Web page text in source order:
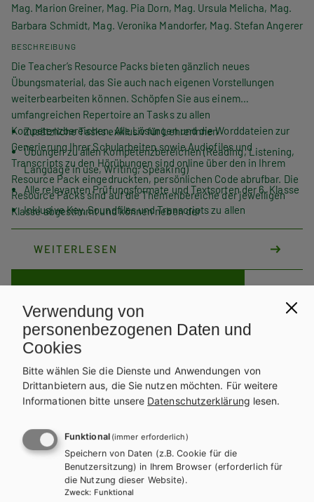
Mag. Marion Greiner, Mag. Pia Dorn, Mag. Ursula Melicha, Mag.
Barbara Schmidt, Mag. Veronika Mandorfer, Mag. Stefan Angerer
BESCHREIBUNG
Die Teacher’s Resource Packs bieten gänzlich neues
Übungsmaterial, das Sie auch nach eigenen Vorstellungen
weiterbearbeiten können. Schöpfen Sie aus einem
umfangreichen Repertoire an Tasks zu allen
Kompetenzbereichen. Alle Lösungen und die Worddateien zur
Generierung Ihrer Schularbeiten sowie Audiofiles und
Transcripts zu den Hörübungen sind online über den in Ihrem
Resource Pack eingedruckten, persönlichen Code abrufbar. Die
Resource Packs sind auf die Themenbereiche der jeweiligen
Klasse abgestimmt und können neben der
Schularbeitsvorbereitung auch für Tests oder anderweitig zum
Üben der Formate eingesetzt werden.
Zusätzliche Tasks exklusiv für LehrerInnen
Übungen zu allen Kompetenzbereichen (Reading, Listening,
Language in use, Writing, Speaking)
Alle relevanten Prüfungsformate und Textsorten der 6. Klasse
Inklusive Key, Soundfiles und Transcripts zu allen
Hörübungen
mit bearbeitbaren Wordfiles
WEITERLESEN
Dieses Werk ist nur für registrierte
Lehrer/innen bestellbar.
Bitteanmelden, um zu bestellen.
Zielgruppe
Material für Lehrer/innen
Online Zusatzmaterial
Für dieses Werk gibt es kostenlose Downloads für Lehrer/innen
und Schüler/innen.
Verwendung von
personenbezogenen Daten und
Cookies
Bitte wählen Sie die Dienste und Anwendungen von
Drittanbietern aus, die Sie nutzen möchten. Für weitere
Informationen bitte unsere Datenschutzerklärung lesen.
Funktional (immer erforderlich)
Speichern von Daten (z.B. Cookie für die
Benutzersitzung) in Ihrem Browser (erforderlich für
die Nutzung dieser Website).
Zweck: Funktional